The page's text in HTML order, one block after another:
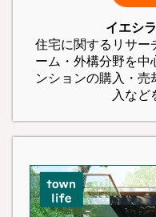
イエシ
住宅に関するリサー
ーム・外構分野を中
ンションの購入・
入など